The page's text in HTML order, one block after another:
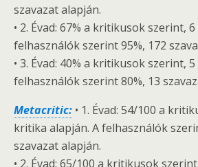
szavazat alapján.
• 2. Évad: 67% a kritikusok szerint,
felhasználók szerint 95%, 172
• 3. Évad: 40% a kritikusok szerint,
felhasználók szerint 80%, 13
Metacritic: • 1. Évad: 54/100 a
kritika alapján. A felhasználók
szavazat alapján.
• 2. Évad: 65/100 a kritikusok